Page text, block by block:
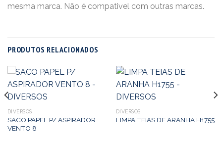
mesma marca. Não é compativel com outras marcas.
PRODUTOS RELACIONADOS
DIVERSOS
SACO PAPEL P/ ASPIRADOR
VENTO 8
DIVERSOS
LIMPA TEIAS DE ARANHA H1755